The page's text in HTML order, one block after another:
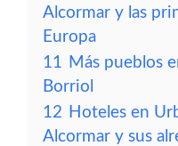
Alcormar y las
Europa
11 Más pueblos
Borriol
12 Hoteles en
Alcormar y sus